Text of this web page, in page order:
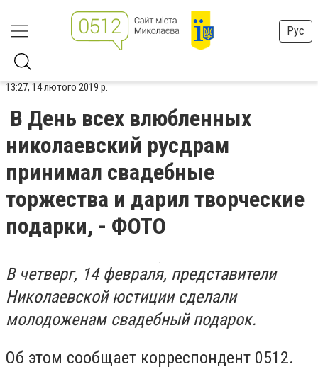
Рус
13:27, 14 лютого 2019 р.
В День всех влюбленных
николаевский русдрам
принимал свадебные
торжества и дарил творческие
подарки, - ФОТО
В четверг, 14 февраля, представители
Николаевской юстиции сделали
молодоженам свадебный подарок.
Об этом сообщает корреспондент 0512.